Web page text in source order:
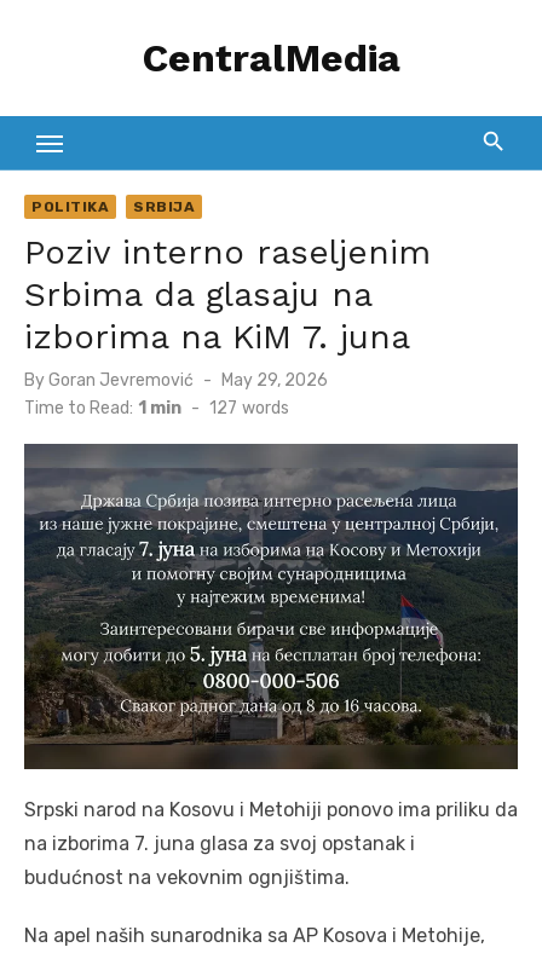
CentralMedia
POLITIKA SRBIJA
Poziv interno raseljenim
Srbima da glasaju na
izborima na KiM 7. juna
ByGoran Jevremović
Posted
on
May 29, 2026
Time to Read: 1 min - 127 words
Srpski narod na Kosovu i Metohiji ponovo ima priliku da
na izborima 7. juna glasa za svoj opstanak i
budućnost na vekovnim ognjištima.
Na apel naših sunarodnika sa AP Kosova i Metohije,